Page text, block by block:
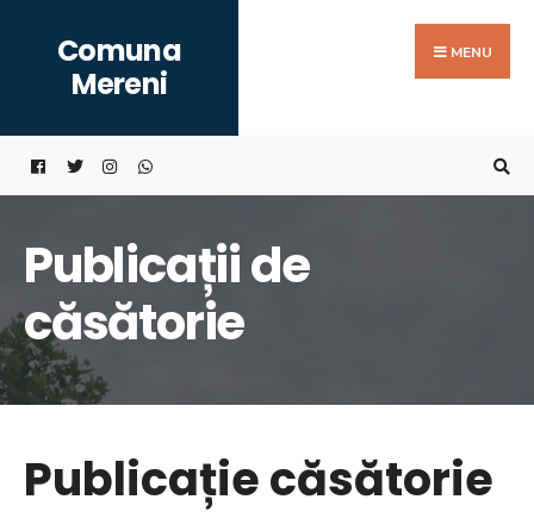
content
Comuna
Mereni
MENU
Publicații de
căsătorie
Publicație căsătorie
for: